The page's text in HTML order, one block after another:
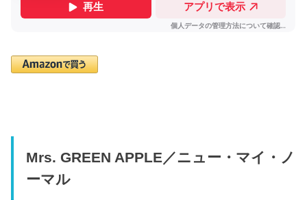
Mrs. GREEN APPLE／ニュー・マイ・ノ
ーマル